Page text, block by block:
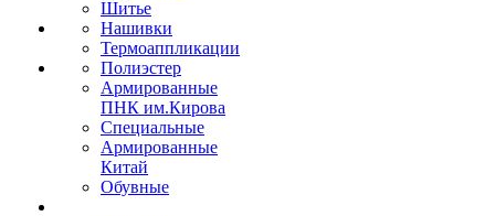
Шитье
Нашивки
Термоаппликации
Полиэстер
Армированные
ПНК им.Кирова
Специальные
Армированные
Китай
Обувные